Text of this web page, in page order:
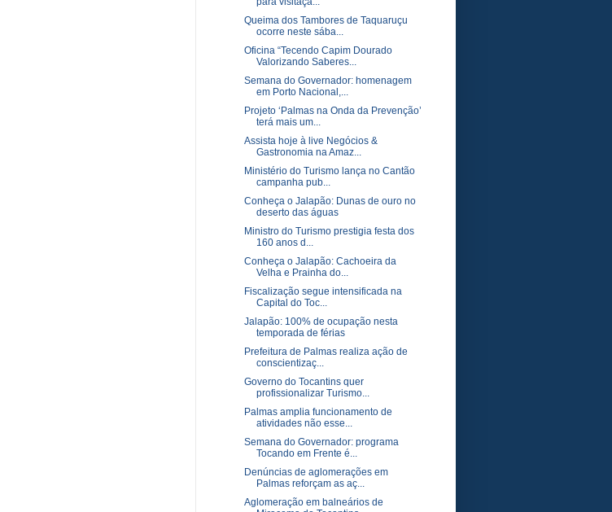
Queima dos Tambores de Taquaruçu
ocorre neste sába...
Oficina “Tecendo Capim Dourado
Valorizando Saberes...
Semana do Governador: homenagem
em Porto Nacional,...
Projeto ‘Palmas na Onda da Prevenção’
terá mais um...
Assista hoje à live Negócios &
Gastronomia na Amaz...
Ministério do Turismo lança no Cantão
campanha pub...
Conheça o Jalapão: Dunas de ouro no
deserto das águas
Ministro do Turismo prestigia festa dos
160 anos d...
Conheça o Jalapão: Cachoeira da
Velha e Prainha do...
Fiscalização segue intensificada na
Capital do Toc...
Jalapão: 100% de ocupação nesta
temporada de férias
Prefeitura de Palmas realiza ação de
conscientizaç...
Governo do Tocantins quer
profissionalizar Turismo...
Palmas amplia funcionamento de
atividades não esse...
Semana do Governador: programa
Tocando em Frente é...
Denúncias de aglomerações em
Palmas reforçam as aç...
Aglomeração em balneários de